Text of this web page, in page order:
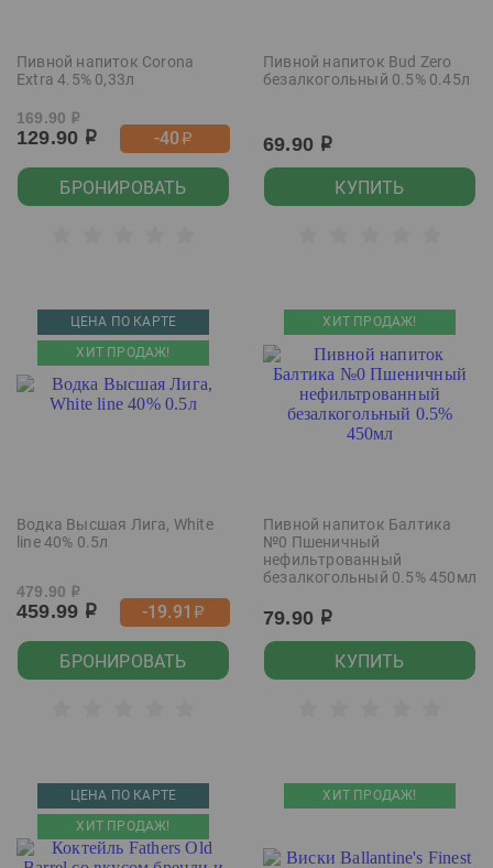
Пивной напиток Corona
Extra 4.5% 0,33л
169.90 р
129.90 р -40р
БРОНИРОВАТЬ
Пивной напиток Bud Zero
безалкогольный 0.5% 0.45л
69.90 р
КУПИТЬ
ЦЕНА ПО КАРТЕ
ХИТ ПРОДАЖ!
Водка Высшая Лига, White
line 40% 0.5л
479.90 р
459.99 р -19.91 р
БРОНИРОВАТЬ
ХИТ ПРОДАЖ!
Пивной напиток Балтика
№0 Пшеничный
нефильтрованный
безалкогольный 0.5% 450мл
79.90 р
КУПИТЬ
ЦЕНА ПО КАРТЕ
ХИТ ПРОДАЖ!
ХИТ ПРОДАЖ!